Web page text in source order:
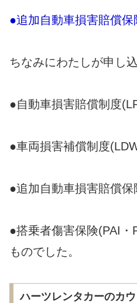
●追加自動車損害賠償
ちなみにわたしが申し
●自動車損害賠償制度
●車両損害補償制度
●追加自動車損害賠償
●搭乗者傷害保険(PAI・
ものでした。
ハーツレンタカーのカ